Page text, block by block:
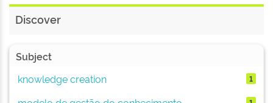
Discover
Subject
knowledge creation
1